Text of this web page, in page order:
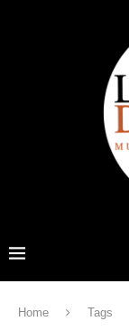
Home Tags